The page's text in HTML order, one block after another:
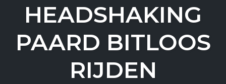
HEADSHAKING
PAARD BITLOOS
RIJDEN